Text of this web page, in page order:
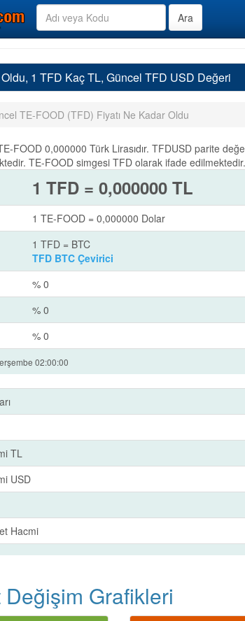
1 TFD Kaç TL, Güncel TFD USD Değeri
TE-FOOD (TFD) Fiyatı Ne Kadar Oldu
FOOD 0,000000 Türk Lirasıdır. TFDUSD parite
TE-FOOD simgesi TFD olarak ifade edilmektedir.
1 TFD = 0,000000 TL
1 TE-FOOD = 0,000000 Dolar
1 TFD = BTC
TFD BTC Çevirici
% 0
% 0
% 0
02:00:00
TL
USD
Hacmi
Grafikleri